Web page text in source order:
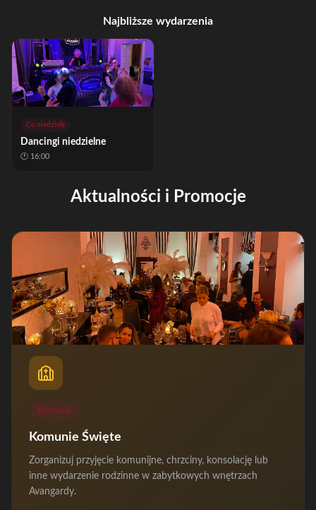
Najbliższe wydarzenia
Co niedzielę
Dancingi niedzielne
🕐 16:00
Aktualności i Promocje
Komunie
Komunie Święte
Zorganizuj przyjęcie komunijne, chrzciny, konsolację lub
inne wydarzenie rodzinne w zabytkowych wnętrzach
Avangardy.